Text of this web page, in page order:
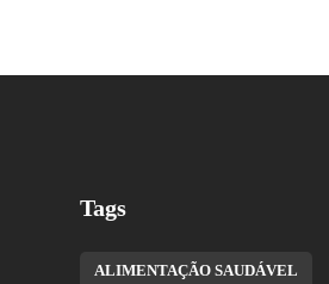
Tags
ALIMENTAÇÃO SAUDÁVEL